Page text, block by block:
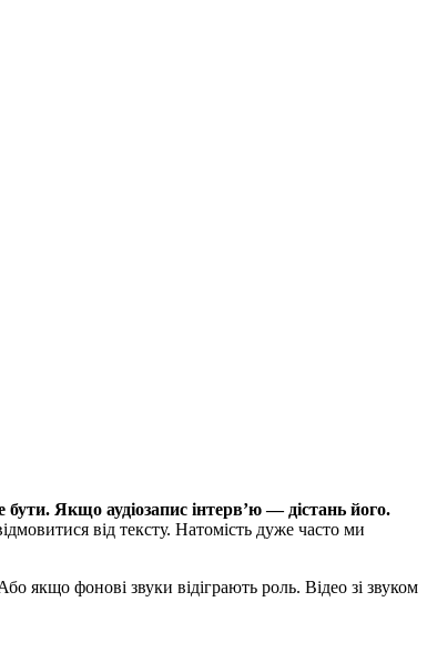
Якщо аудіозапис інтерв’ю ― дістань його.
від тексту. Натомість дуже часто ми
якщо фонові звуки відіграють роль. Відео зі звуком